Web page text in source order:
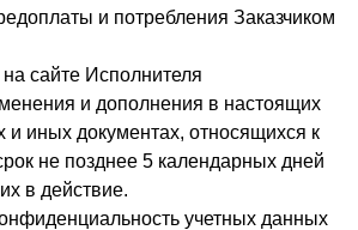
и потребления Заказчиком
сайте Исполнителя
и дополнения в настоящих
и иных документах, относящихся к
не позднее 5 календарных дней
в действие.
учетных данных